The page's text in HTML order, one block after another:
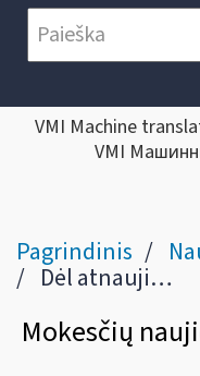
VMI Machine
VMI
Pagrindinis
Dėl atnaujinto Finansų rinkos dalyvių teikiamų duomenų apie atidarytas ir uždarytas visų rūšių sąskaitas, seifo kamerų nuomą, asmenų atstovus ir naudos gavėjus XML pranešimo aprašymo.
Mokesčių